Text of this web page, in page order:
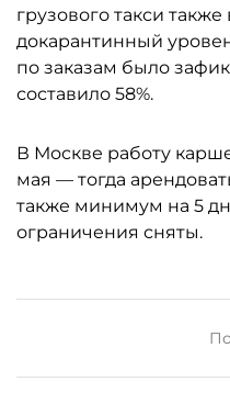
грузового такси
докарантинный
по заказам было
составило 58%.
В Москве работу
мая — тогда
также минимум на 5
ограничения сняты.